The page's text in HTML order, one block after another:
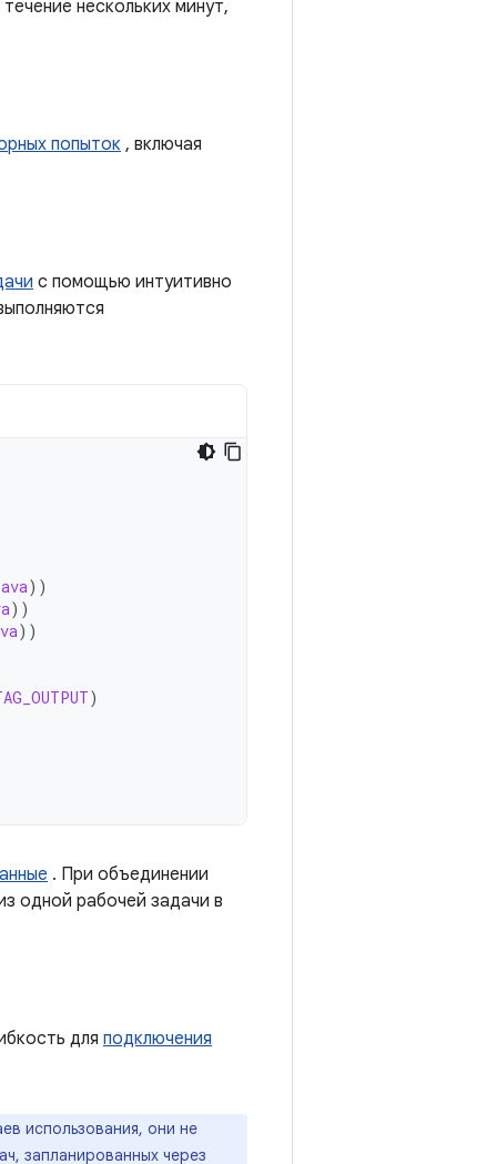
нескольких минут,
попыток , включая
с помощью интуитивно
))
))
))
)
. При объединении
одной рабочей задачи в
для подключения
использования, они не
запланированных через